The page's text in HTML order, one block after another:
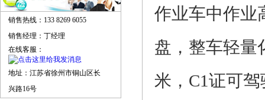
销售热线：133 8269 6055
销售经理：丁经理
在线客服：
地址：江苏省徐州市铜山区长
兴路16号
作业车中作业
盘，整车轻量
米，C1证可